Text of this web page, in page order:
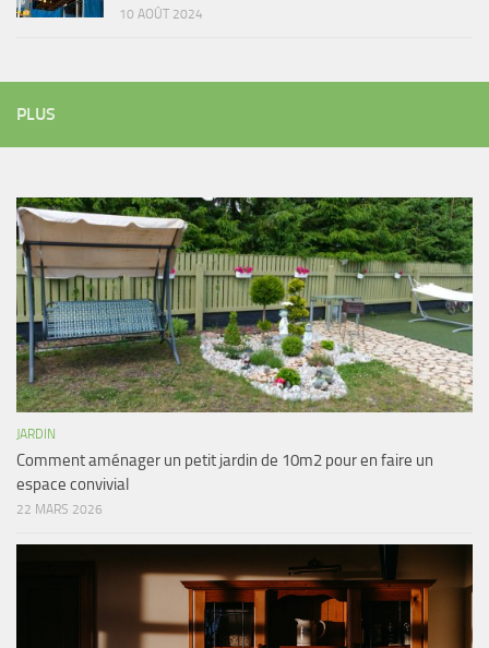
10 AOÛT 2024
PLUS
JARDIN
Comment aménager un petit jardin de 10m2 pour en faire un
espace convivial
22 MARS 2026